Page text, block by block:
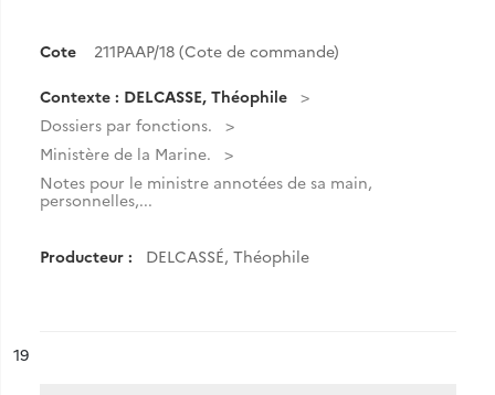
Cote 211PAAP/18 (Cote de commande)
Contexte : DELCASSE, Théophile
Dossiers par fonctions.
Ministère de la Marine.
Notes pour le ministre annotées de sa main,
personnelles,...
Producteur : DELCASSÉ, Théophile
n°
19